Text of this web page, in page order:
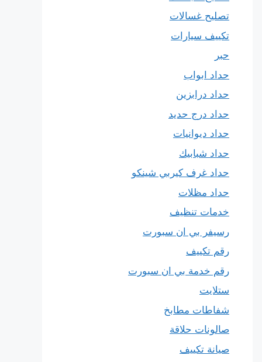
تصليح غسالات
تكييف سيارات
حبر
حداد ابواب
حداد درابزين
حداد درج حديد
حداد ديوانيات
حداد شبابيك
حداد غرف كيربي شينكو
حداد مظلات
خدمات تنظيف
رسيفر بي ان سبورت
رقم تكييف
رقم خدمة بي ان سبورت
ستلايت
شفاطات مطابخ
صالونات حلاقة
صيانة تكييف